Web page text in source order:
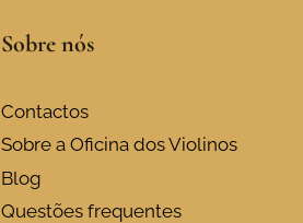
The
may
be
chosen
Sobre nós
Contactos
Sobre a Oficina dos Violinos
Blog
Questões frequentes